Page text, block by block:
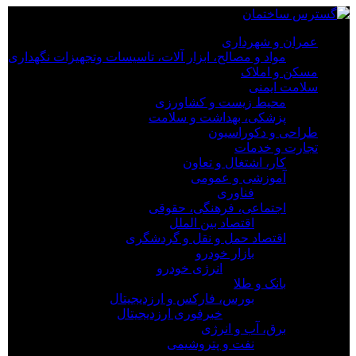
عمران و شهرداری
مواد و مصالح، ابزار آلات، تاسیسات وتجهیزات نگهداری
مسکن و املاک
سلامت ایمنی
محیط زیست و کشاورزی
پزشکی، بهداشت و سلامت
طراحی و دکوراسیون
تجارت و خدمات
کار، اشتغال و تعاون
آموزشی و عمومی
فناوری
اجتماعی، فرهنگی، حقوقی
اقتصاد بین الملل
اقتصاد حمل و نقل و گردشگری
بازار خودرو
انرژی خودرو
بانک و طلا
بورس، فارکس و ارزدیجیتال
خبرفوری ارزدیجیتال
برق، آب و انرژی
نفت و پتروشیمی
×
عمران و شهرداری
مواد و مصالح، ابزار آلات، تاسیسات وتجهیزات نگهداری
مسکن و املاک
سلامت ایمنی
محیط زیست و کشاورزی
پزشکی، بهداشت و سلامت
طراحی و دکوراسیون
تجارت و خدمات
کار، اشتغال و تعاون
آموزشی و عمومی
فناوری
اجتماعی، فرهنگی، حقوقی
اقتصاد بین الملل
اقتصاد حمل و نقل و گردشگری
بازار خودرو
بانک و طلا
بورس، فارکس و ارزدیجیتال
خبرفوری ارزدیجیتال
برق، آب و انرژی